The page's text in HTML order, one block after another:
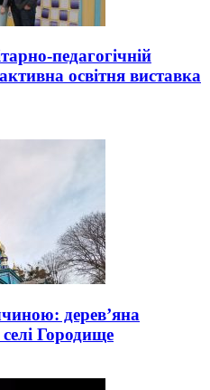
педагогічній
освітня виставка
дерев’яна
Городище